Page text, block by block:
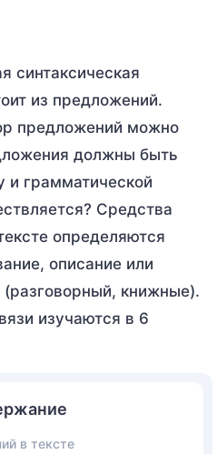
синтаксическая
из предложений.
предложений можно
должны быть
и грамматической
Средства
определяются
описание или
книжные).
изучаются в 6
в тексте